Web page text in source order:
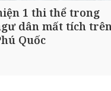
1 thi thể trong
dân mất tích
Quốc